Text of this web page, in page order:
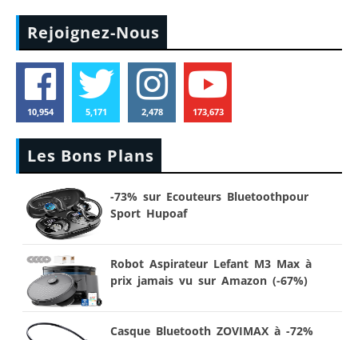
Rejoignez-Nous
10,954 5,171 2,478 173,673
Les Bons Plans
-73% sur Ecouteurs Bluetoothpour
Sport Hupoaf
Robot Aspirateur Lefant M3 Max à
prix jamais vu sur Amazon (-67%)
Casque Bluetooth ZOVIMAX à -72%